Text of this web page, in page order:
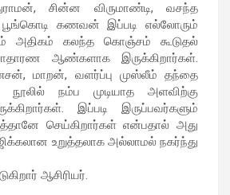
சின்ன விருமாண்டி, வசந்த
கணவன் இப்படி எல்லோரும்
அதிகம் கலந்த கொஞ்சம் கூடுதல்
ஆண்களாக இருக்கிறார்கள்.
மாறன், வளர்ப்பு முஸ்லீம் தந்தை
நம்ப முடியாத அளவிற்கு
இப்படி இருப்பவர்களும்
செய்கிறார்கள் என்பதால் அது
உறுத்தலாக அல்லாமல் நகர்ந்து
ஆசிரியர்.